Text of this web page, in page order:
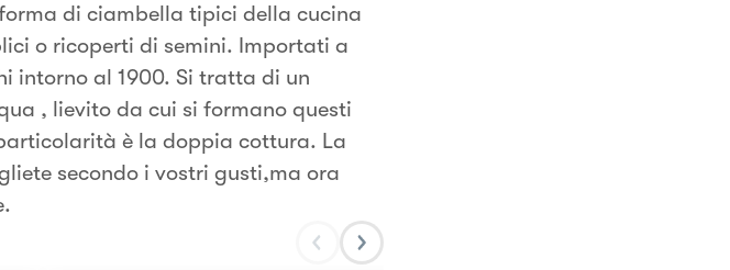
di ciambella tipici della cucina
o ricoperti di semini. Importati a
intorno al 1900. Si tratta di un
, lievito da cui si formano questi
è la doppia cottura. La
secondo i vostri gusti,ma ora